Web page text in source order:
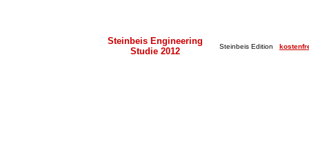
Steinbeis Engineering
Studie 2012
Steinbeis Edition